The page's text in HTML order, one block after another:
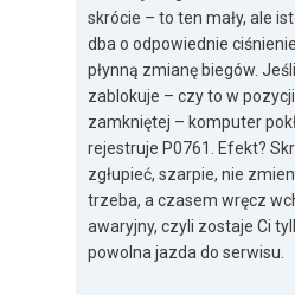
skrócie – to ten mały, ale
dba o odpowiednie
płynną zmianę biegów.
zablokuje – czy to w
zamkniętej – komputer
rejestruje P0761. Efekt?
zgłupieć, szarpie, nie
trzeba, a czasem wręcz
awaryjny, czyli zostaje Ci
powolna jazda do serwisu.